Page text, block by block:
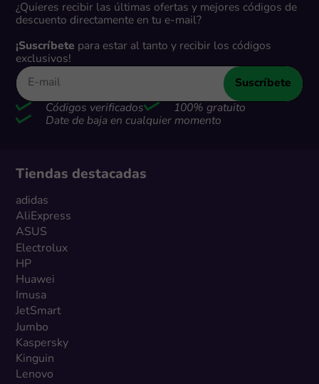
¿Quieres recibir las últimas ofertas y mejores códigos de
descuento directamente en tu e-mail?
¡Suscríbete para estar al tanto y recibir los códigos
exclusivos!
Suscríbete
Códigos verificados
100% gratuito
Date de baja en cualquier momento
Tiendas destacadas
adidas
AliExpress
ASUS
Electrolux
HP
Huawei
Imusa
JetSmart
Jumbo
Kaspersky
Kinguin
Lenovo